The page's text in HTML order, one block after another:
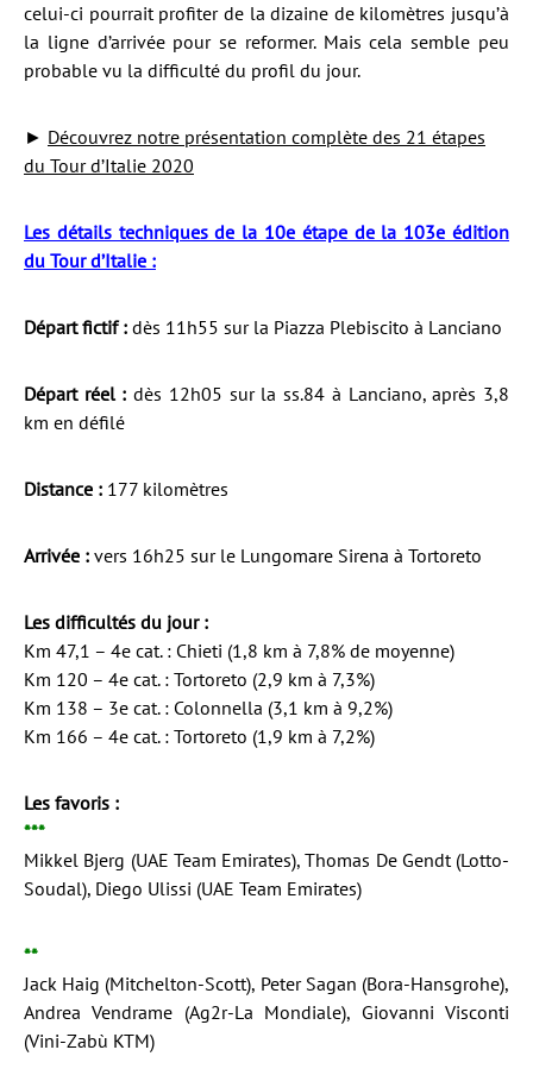
celui-ci pourrait profiter de la dizaine de kilomètres jusqu’à
la ligne d’arrivée pour se reformer. Mais cela semble peu
probable vu la difficulté du profil du jour.
► Découvrez notre présentation complète des 21 étapes
du Tour d’Italie 2020
Les détails techniques de la 10e étape de la 103e édition
du Tour d’Italie :
Départ fictif : dès 11h55 sur la Piazza Plebiscito à Lanciano
Départ réel :dès 12h05 sur la ss.84 à Lanciano, après 3,8
km en défilé
Distance : 177 kilomètres
Arrivée : vers 16h25 sur le Lungomare Sirena à Tortoreto
Les difficultés du jour :
Km 47,1 – 4e cat. : Chieti (1,8 km à 7,8% de moyenne)
Km 120 – 4e cat. : Tortoreto (2,9 km à 7,3%)
Km 138 – 3e cat. : Colonnella (3,1 km à 9,2%)
Km 166 – 4e cat. : Tortoreto (1,9 km à 7,2%)
Les favoris :
***
Mikkel Bjerg (UAE Team Emirates), Thomas De Gendt (Lotto-
Soudal), Diego Ulissi (UAE Team Emirates)
**
Jack Haig (Mitchelton-Scott), Peter Sagan (Bora-Hansgrohe),
Andrea Vendrame (Ag2r-La Mondiale), Giovanni Visconti
(Vini-Zabù KTM)